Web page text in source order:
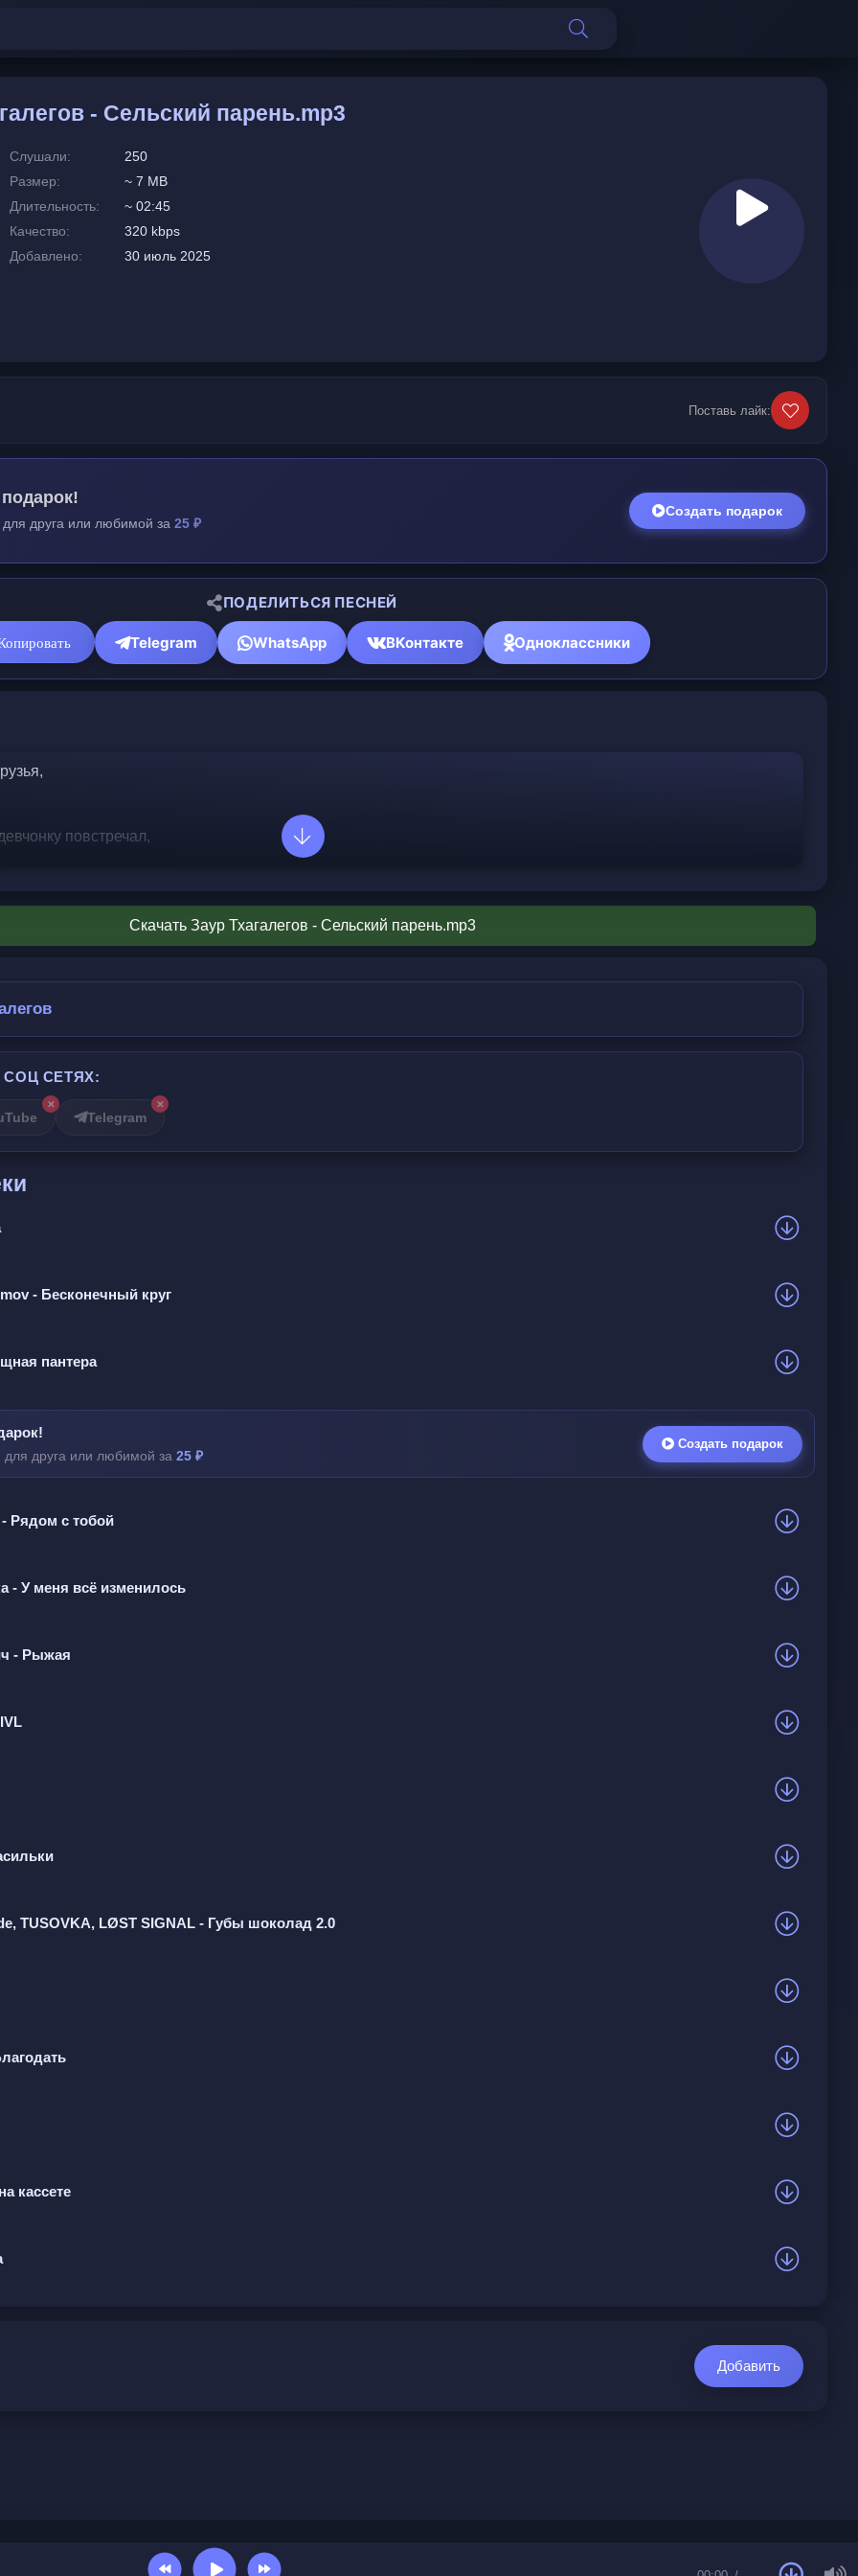
- Сельский парень.mp3
Слушали:
250
Размер:
~ 7 MB
Длительность:
~ 02:45
Качество:
320 kbps
Добавлено:
30 июль 2025
Поставь лайк:
друга или любимой за 25 ₽
Создать подарок
ПОДЕЛИТЬСЯ ПЕСНЕЙ
Telegram WhatsApp ВКонтакте Одноклассники
повстречал,
я догоню,
признаю.
сердце заберу,
о нём опять.
признаю.
я не шучу.
Скачать Заур Тхагалегов - Сельский парень.mp3
СОЦ СЕТЯХ:
✕
Telegram
✕
- Бесконечный круг
пантера
друга или любимой за 25 ₽
Создать подарок
Рядом с тобой
- У меня всё изменилось
- Рыжая
TUSOVKA, LØST SIGNAL - Губы шоколад 2.0
кассете
Добавить